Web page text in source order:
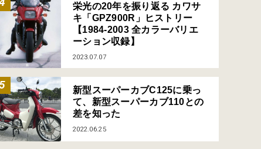
栄光の20年を振り返る カワサ
キ「GPZ900R」ヒストリー
【1984-2003 全カラーバリエ
ーション収録】
2023.07.07
新型スーパーカブC125に乗っ
て、新型スーパーカブ110との
差を知った
2022.06.25